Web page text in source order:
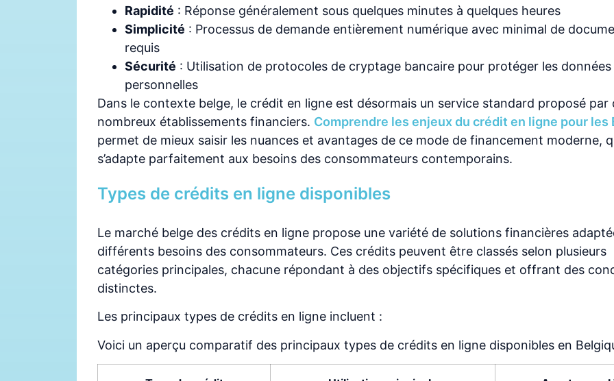
Rapidité : Réponse généralement sous quelques minutes à quelques heures
Simplicité : Processus de demande entièrement numérique avec minimal de
requis
Sécurité : Utilisation de protocoles de cryptage bancaire pour protéger les données
personnelles
Dans le contexte belge, le crédit en ligne est désormais un service standard proposé par
nombreux établissements financiers. Comprendre les enjeux du crédit en ligne pour les
permet de mieux saisir les nuances et avantages de ce mode de financement moderne,
s’adapte parfaitement aux besoins des consommateurs contemporains.
Types de crédits en ligne disponibles
Le marché belge des crédits en ligne propose une variété de solutions financières
différents besoins des consommateurs. Ces crédits peuvent être classés selon plusieurs
catégories principales, chacune répondant à des objectifs spécifiques et offrant des
distinctes.
Les principaux types de crédits en ligne incluent :
Voici un aperçu comparatif des principaux types de crédits en ligne disponibles en